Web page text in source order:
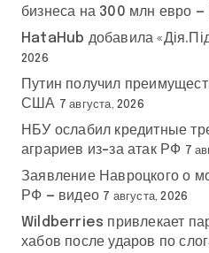
бизнеса на 300 млн евро
HataHub добавила
2026
Путин получил
США 7 августа, 2026
НБУ ослабил кредитные
аграриев из-за атак РФ 7
Заявление Навроцкого о
РФ — видео 7 августа, 2026
Wildberries привлекает
хабов после ударов по